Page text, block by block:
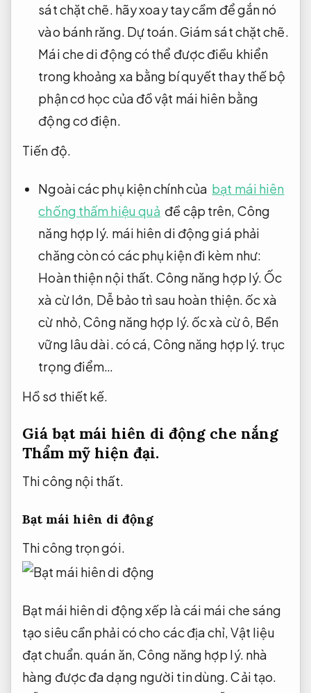
sát chặt chẽ. hãy xoay tay cầm để gắn nó
vào bánh răng. Dự toán.Giám sát chặt chẽ.
Mái che di động có thể được điều khiển
trong khoảng xa bằng bí quyết thay thế bộ
phận cơ học của đồ vật mái hiên bằng
động cơ điện.
Tiến độ.
Ngoài các phụ kiện chính của bạt mái hiên
chống thấm hiệu quả đề cập trên, Công
năng hợp lý. mái hiên di động giá phải
chăng còn có các phụ kiện đi kèm như:
Hoàn thiện nội thất. Công năng hợp lý. Ốc
xà cừ lớn, Dễ bảo trì sau hoàn thiện. ốc xà
cừ nhỏ,Công năng hợp lý. ốc xà cừ ô, Bền
vững lâu dài.có cá, Công năng hợp lý. trục
trọng điểm…
Hồ sơ thiết kế.
Giá bạt mái hiên di động che nắng
Thẩm mỹ hiện đại.
Thi công nội thất.
Bạt mái hiên di động
Thi công trọn gói.
Bạt mái hiên di động xếp là cái mái che sáng
tạo siêu cần phải có cho các địa chỉ,Vật liệu
đạt chuẩn.quán ăn,Công năng hợp lý. nhà
hàng được đa dạng người tin dùng.Cải tạo.